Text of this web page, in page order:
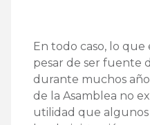
En todo caso, lo que
pesar de ser fuente
durante muchos
de la Asamblea no
utilidad que